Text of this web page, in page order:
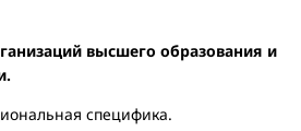
высшего образования и
специфика.